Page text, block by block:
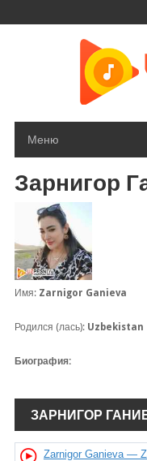
Меню
Зарнигор
Имя: Zarnigor Ganieva
Родился (лась): Uzbekistan
Биография:
ЗАРНИГОР
Zarnigor Ganieva —